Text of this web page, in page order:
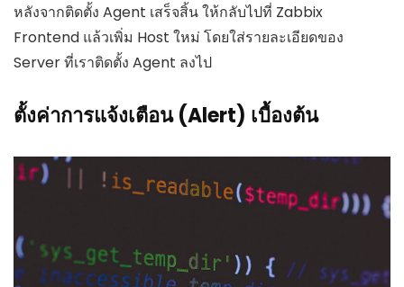
หลังจากติดตั้ง Agent เสร็จสิ้น ให้กลับไปที่ Zabbix
Frontend แล้วเพิ่ม Host ใหม่ โดยใส่รายละเอียดของ
Server ที่เราติดตั้ง Agent ลงไป
ตั้งค่าการแจ้งเตือน (Alert) เบื้องต้น